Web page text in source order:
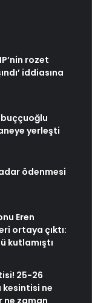
rozet
iddiasına
yerleşti
ödenmesi
Eren
ortaya çıktı:
kutlamıştı
25-26
kesintisi ne
ne zaman